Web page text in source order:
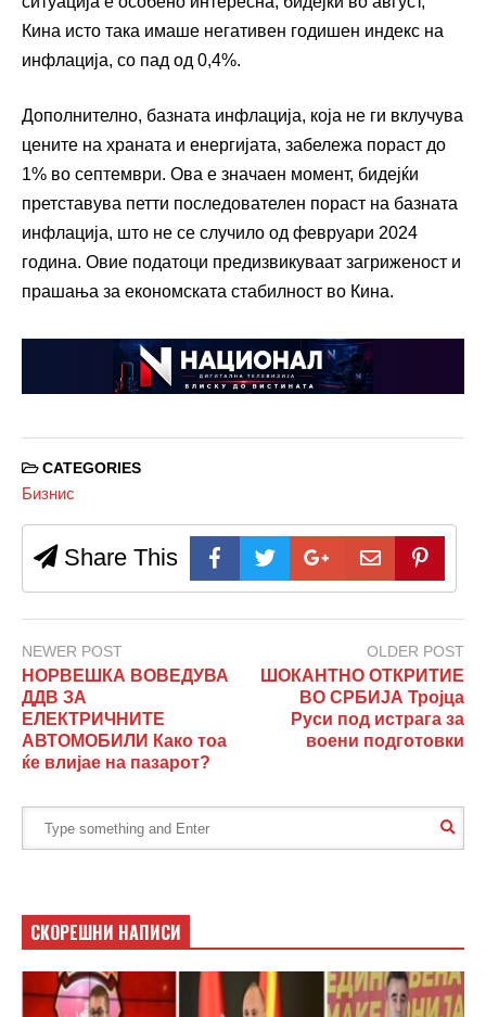
Кина исто така имаше негативен годишен индекс на
инфлација, со пад од 0,4%.
Дополнително, базната инфлација, која не ги вклучува
цените на храната и енергијата, забележа пораст до
1% во септември. Ова е значаен момент, бидејќи
претставува петти последователен пораст на базната
инфлација, што не се случило од февруари 2024
година. Овие податоци предизвикуваат загриженост и
прашања за економската стабилност во Кина.
CATEGORIES
Бизнис
Share This
NEWER POST
НОРВЕШКА ВОВЕДУВА
ДДВ ЗА
ЕЛЕКТРИЧНИТЕ
АВТОМОБИЛИ Како тоа
ќе влијае на пазарот?
OLDER POST
ШОКАНТНО ОТКРИТИЕ
ВО СРБИЈА Тројца
Руси под истрага за
воени подготовки
СКОРЕШНИ НАПИСИ